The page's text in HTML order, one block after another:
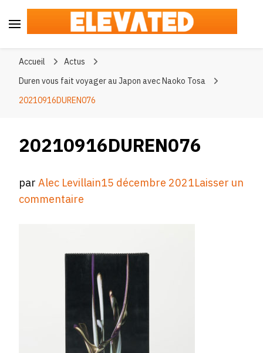
Accueil
Actus
Duren vous fait voyager au Japon avec Naoko Tosa
20210916DUREN076
20210916DUREN076
parAlec Levillain15 décembre 2021Laisser un
commentaire